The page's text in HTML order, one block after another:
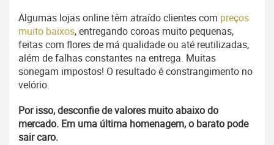
Algumas lojas online têm atraído clientes com preços
muito baixos, entregando coroas muito pequenas,
feitas com flores de má qualidade ou até reutilizadas,
além de falhas constantes na entrega. Muitas
sonegam impostos! O resultado é constrangimento no
velório.
Por isso, desconfie de valores muito abaixo do
mercado. Em uma última homenagem, o barato pode
sair caro.